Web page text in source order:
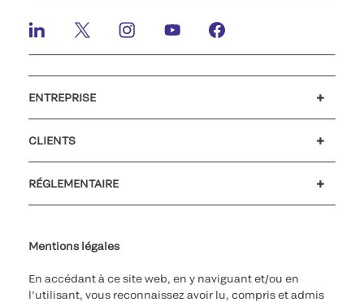
ENTREPRISE
CLIENTS
RÉGLEMENTAIRE
Mentions légales
En accédant à ce site web, en y naviguant et/ou en
l’utilisant, vous reconnaissez avoir lu, compris et admis